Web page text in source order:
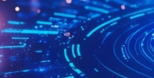
组织
董事
研究
重点
资助
税务
申请
评审
新闻
媒体
新闻稿
会员